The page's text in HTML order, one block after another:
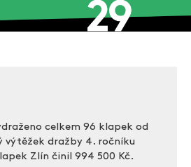
ZLÍN
celkem 96 klapek od
výtěžek dražby 4. ročníku
Zlín činil 994 500 Kč.